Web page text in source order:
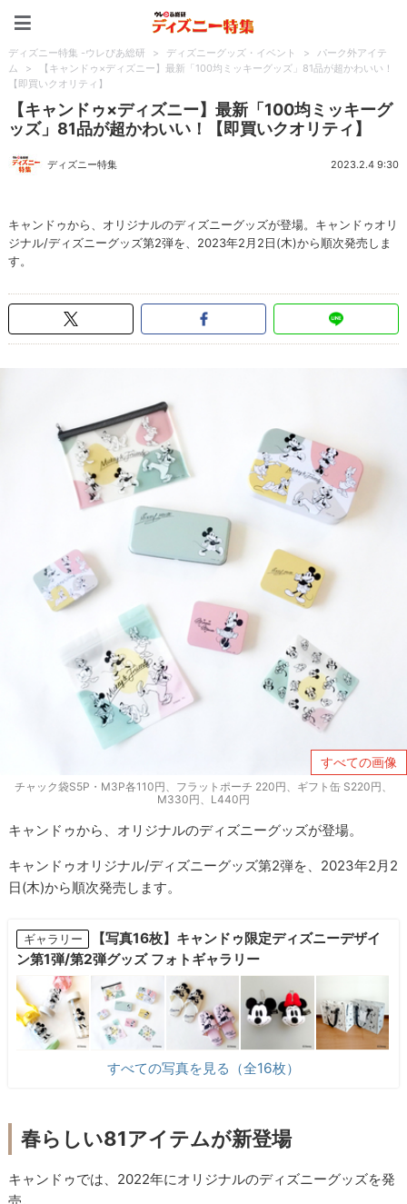
ディズニー特集 -ウレぴあ総研 > ディズニーグッズ・イベント >
パーク外アイテ
ム
>
【キャンドゥ×ディズニー】最新「100均ミッキーグッズ」81品が超かわいい！
【即買いクオリティ】
【キャンドゥ×ディズニー】最新「100均ミッキーグ
ッズ」81品が超かわいい！【即買いクオリティ】
ディズニー特集 2023.2.4 9:30
キャンドゥから、オリジナルのディズニーグッズが登場。キャンドゥオリ
ジナル/ディズニーグッズ第2弾を、2023年2月2日(木)から順次発売しま
す。
すべての画像
チャック袋S5P・M3P各110円、フラットポーチ 220円、ギフト缶 S220円、
M330円、L440円
キャンドゥから、オリジナルのディズニーグッズが登場。
キャンドゥオリジナル/ディズニーグッズ第2弾を、2023年2月2
日(木)から順次発売します。
ギャラリー
【写真16枚】キャンドゥ限定ディズニーデザイ
ン第1弾/第2弾グッズ フォトギャラリー
すべての写真を見る（全16枚）
春らしい81アイテムが新登場
キャンドゥでは、2022年にオリジナルのディズニーグッズを発